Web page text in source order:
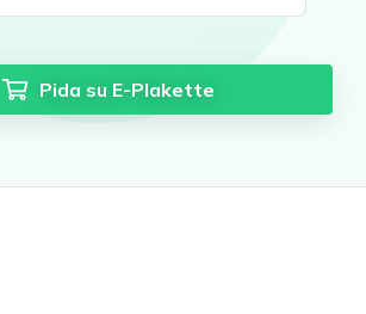
Pida su E-Plakette